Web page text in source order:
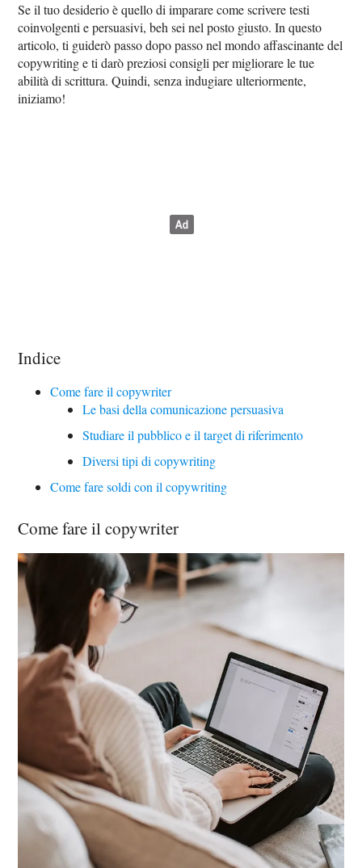
Se il tuo desiderio è quello di imparare come scrivere testi
coinvolgenti e persuasivi, beh sei nel posto giusto. In questo
articolo, ti guiderò passo dopo passo nel mondo affascinante del
copywriting e ti darò preziosi consigli per migliorare le tue
abilità di scrittura. Quindi, senza indugiare ulteriormente,
iniziamo!
Indice
Come fare il copywriter
Le basi della comunicazione persuasiva
Studiare il pubblico e il target di riferimento
Diversi tipi di copywriting
Come fare soldi con il copywriting
Come fare il copywriter